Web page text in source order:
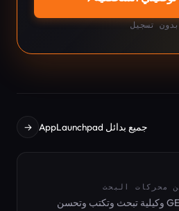
جميع بدائل AppLaunchpad →
محركات البحث
Frase هي منصة SEO وGEO وكيلية تبحث وتكتب وتحسن